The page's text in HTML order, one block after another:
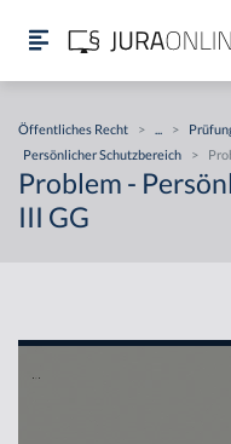
Öffentliches Recht > >
Persönlicher Schutzbereich
>
Problem -
III GG